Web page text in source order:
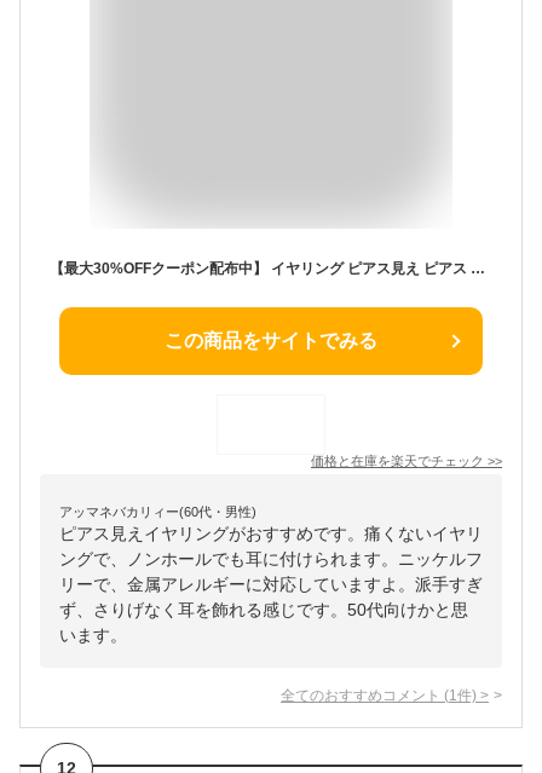
【最大30%OFFクーポン配布中】 イヤリング ピアス見え ピアス Verも有り 金属アレルギー対応 18K ニッケルフリー 痛くないイヤリング イヤーカフ シンプル ぷっくり 大人 ジュエリー ゴールド シルバー ピンクゴールド プチプライス高見え CRAIFE
この商品をサイトでみる
価格と在庫を楽天でチェック >>
アッマネバカリィー(60代・男性)
ピアス見えイヤリングがおすすめです。痛くないイヤリ
ングで、ノンホールでも耳に付けられます。ニッケルフ
リーで、金属アレルギーに対応していますよ。派手すぎ
ず、さりげなく耳を飾れる感じです。50代向けかと思
います。
全てのおすすめコメント (1 件) >
12